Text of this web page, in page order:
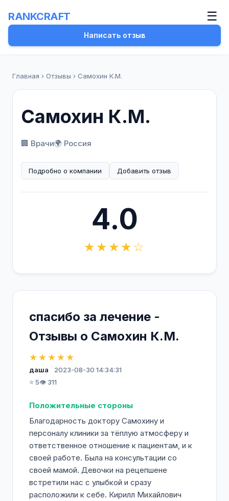
RANKCRAFT ☰
Написать отзыв
Главная › Отзывы › Самохин К.М.
Самохин К.М.
🏢 Врачи🌍 Россия
Подробно о компании Добавить отзыв
4.0
★★★★☆
спасибо за лечение -
Отзывы о Самохин К.М.
★★★★★
даша
2023-08-30 14:34:31
⭐ 5👁️ 311
Положительные стороны
Благодарность доктору Самохину и
персоналу клиники за тёплую атмосферу и
ответственное отношение к пациентам, и к
своей работе. Была на консультации со
своей мамой. Девочки на рецепшене
встретили нас с улыбкой и сразу
расположили к себе. Кирилл Михайлович